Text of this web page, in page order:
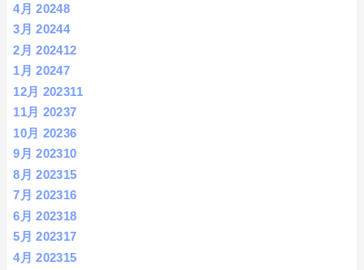
4月 20248
3月 20244
2月 202412
1月 20247
12月 202311
11月 20237
10月 20236
9月 202310
8月 202315
7月 202316
6月 202318
5月 202317
4月 202315